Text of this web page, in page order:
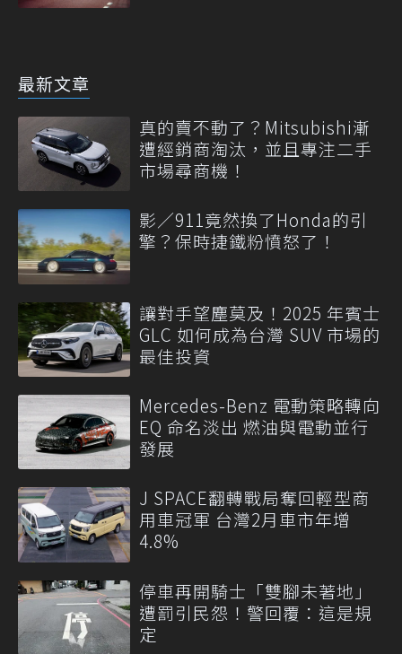
最新文章
真的賣不動了？Mitsubishi漸
遭經銷商淘汰，並且專注二手
市場尋商機！
影／911竟然換了Honda的引
擎？保時捷鐵粉憤怒了！
讓對手望塵莫及！2025 年賓士
GLC 如何成為台灣 SUV 市場的
最佳投資
Mercedes-Benz 電動策略轉向
EQ 命名淡出 燃油與電動並行
發展
J SPACE翻轉戰局奪回輕型商
用車冠軍 台灣2月車市年增
4.8%
停車再開騎士「雙腳未著地」
遭罰引民怨！警回覆：這是規
定